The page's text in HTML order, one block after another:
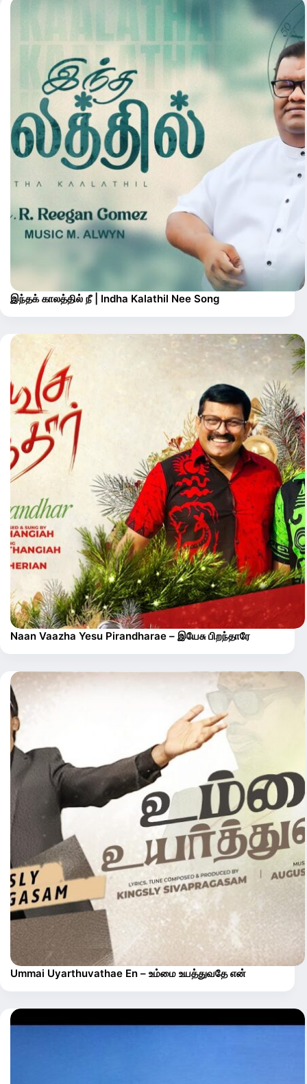
இந்தக் காலத்தில் நீ | Indha Kalathil Nee Song
Naan Vaazha Yesu Pirandharae – இயேசு பிறந்தாரே
Ummai Uyarthuvathae En – உம்மை உயத்துவதே என்